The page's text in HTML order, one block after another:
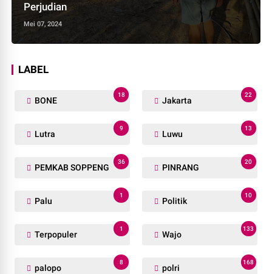
Perjudian
Mei 07, 2024
LABEL
BONE
18
Jakarta
22
Lutra
9
Luwu
13
PEMKAB SOPPENG
36
PINRANG
20
Palu
1
Politik
10
Terpopuler
1
Wajo
133
palopo
8
polri
168